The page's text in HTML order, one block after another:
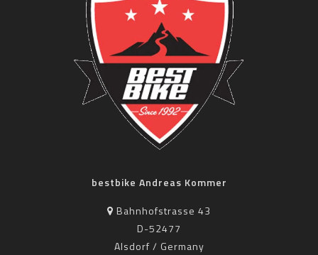
bestbike Andreas Kommer
Bahnhofstrasse 43
D-52477
Alsdorf / Germany